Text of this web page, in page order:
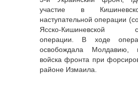
участие в Кишиневско-
наступательной операции
Ясско-Кишиневской
операции. В ходе
освобождала Молдавию,
войска фронта при
районе Измаила.